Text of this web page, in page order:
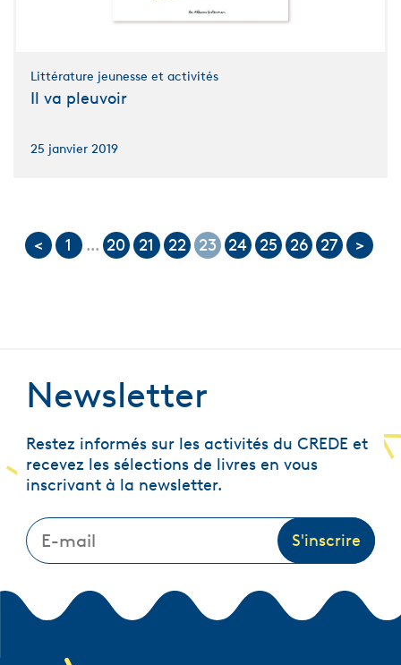
Littérature jeunesse et activités
Il va pleuvoir
25 janvier 2019
< 1 ... 20 21 22 23 24 25 26 27 >
Newsletter
Restez informés sur les activités du CREDE et
recevez les sélections de livres en vous
inscrivant à la newsletter.